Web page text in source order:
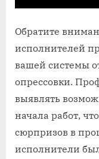
Обратите
исполнителей
вашей системы
опрессовки.
выявлять
начала работ,
сюрпризов в
исполнители